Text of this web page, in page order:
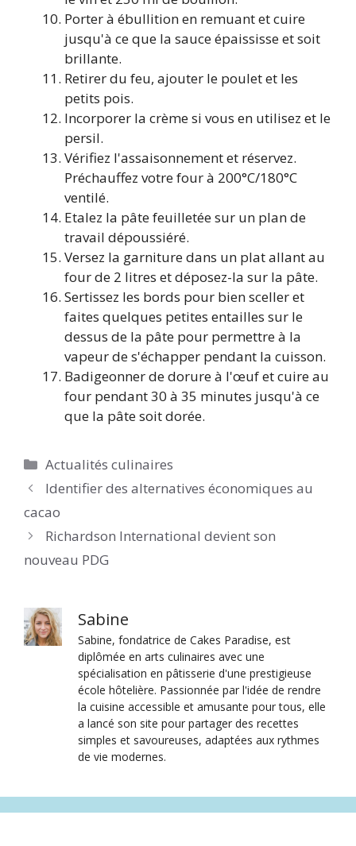
Porter à ébullition en remuant et cuire
jusqu'à ce que la sauce épaississe et soit
brillante.
Retirer du feu, ajouter le poulet et les
petits pois.
Incorporer la crème si vous en utilisez et le
persil.
Vérifiez l'assaisonnement et réservez.
Préchauffez votre four à 200°C/180°C
ventilé.
Etalez la pâte feuilletée sur un plan de
travail dépoussiéré.
Versez la garniture dans un plat allant au
four de 2 litres et déposez-la sur la pâte.
Sertissez les bords pour bien sceller et
faites quelques petites entailles sur le
dessus de la pâte pour permettre à la
vapeur de s'échapper pendant la cuisson.
Badigeonner de dorure à l'œuf et cuire au
four pendant 30 à 35 minutes jusqu'à ce
que la pâte soit dorée.
Catégories
Actualités culinaires
Identifier des alternatives économiques au
cacao
Richardson International devient son
nouveau PDG
Sabine
Sabine, fondatrice de Cakes Paradise, est
diplômée en arts culinaires avec une
spécialisation en pâtisserie d'une prestigieuse
école hôtelière. Passionnée par l'idée de rendre
la cuisine accessible et amusante pour tous, elle
a lancé son site pour partager des recettes
simples et savoureuses, adaptées aux rythmes
de vie modernes.